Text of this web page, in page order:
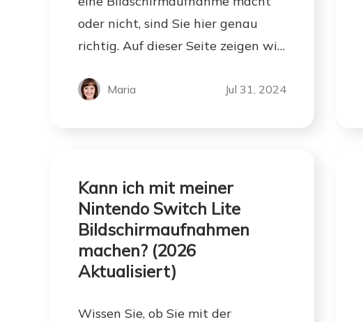
oder nicht, sind Sie hier genau
richtig. Auf dieser Seite zeigen wir
Maria Jul 31, 2024
Kann ich mit meiner
Nintendo Switch Lite
Bildschirmaufnahmen
machen? (2026
Aktualisiert)
Wissen Sie, ob Sie mit der